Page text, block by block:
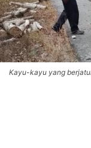
Kayu-kayu yang